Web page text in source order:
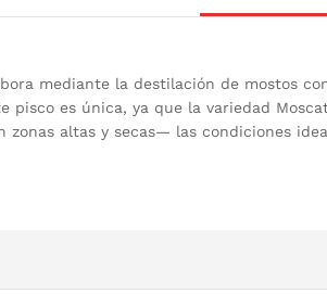
mediante la destilación de mostos
pisco es única, ya que la variedad
zonas altas y secas— las condiciones